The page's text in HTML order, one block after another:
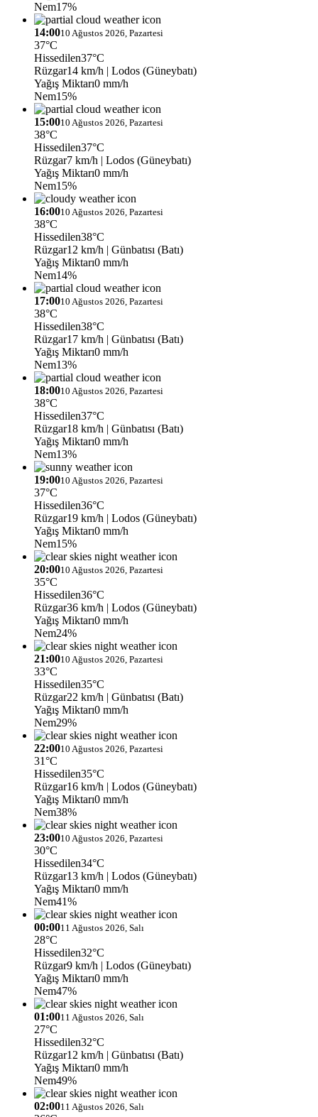
Nem17%
14:0010 Ağustos 2026, Pazartesi
37°C
Hissedilen37°C
Rüzgar14 km/h | Lodos (Güneybatı)
Yağış Miktarı0 mm/h
Nem15%
15:0010 Ağustos 2026, Pazartesi
38°C
Hissedilen37°C
Rüzgar7 km/h | Lodos (Güneybatı)
Yağış Miktarı0 mm/h
Nem15%
16:0010 Ağustos 2026, Pazartesi
38°C
Hissedilen38°C
Rüzgar12 km/h | Günbatısı (Batı)
Yağış Miktarı0 mm/h
Nem14%
17:0010 Ağustos 2026, Pazartesi
38°C
Hissedilen38°C
Rüzgar17 km/h | Günbatısı (Batı)
Yağış Miktarı0 mm/h
Nem13%
18:0010 Ağustos 2026, Pazartesi
38°C
Hissedilen37°C
Rüzgar18 km/h | Günbatısı (Batı)
Yağış Miktarı0 mm/h
Nem13%
19:0010 Ağustos 2026, Pazartesi
37°C
Hissedilen36°C
Rüzgar19 km/h | Lodos (Güneybatı)
Yağış Miktarı0 mm/h
Nem15%
20:0010 Ağustos 2026, Pazartesi
35°C
Hissedilen36°C
Rüzgar36 km/h | Lodos (Güneybatı)
Yağış Miktarı0 mm/h
Nem24%
21:0010 Ağustos 2026, Pazartesi
33°C
Hissedilen35°C
Rüzgar22 km/h | Günbatısı (Batı)
Yağış Miktarı0 mm/h
Nem29%
22:0010 Ağustos 2026, Pazartesi
31°C
Hissedilen35°C
Rüzgar16 km/h | Lodos (Güneybatı)
Yağış Miktarı0 mm/h
Nem38%
23:0010 Ağustos 2026, Pazartesi
30°C
Hissedilen34°C
Rüzgar13 km/h | Lodos (Güneybatı)
Yağış Miktarı0 mm/h
Nem41%
00:0011 Ağustos 2026, Salı
28°C
Hissedilen32°C
Rüzgar9 km/h | Lodos (Güneybatı)
Yağış Miktarı0 mm/h
Nem47%
01:0011 Ağustos 2026, Salı
27°C
Hissedilen32°C
Rüzgar12 km/h | Günbatısı (Batı)
Yağış Miktarı0 mm/h
Nem49%
02:0011 Ağustos 2026, Salı